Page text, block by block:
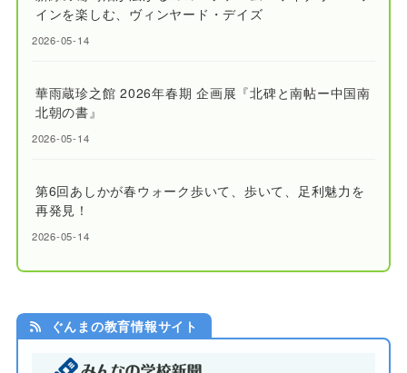
インを楽しむ、ヴィンヤード・デイズ
2026-05-14
華雨蔵珍之館 2026年春期 企画展『北碑と南帖ー中国南
北朝の書』
2026-05-14
第6回あしかが春ウォーク歩いて、歩いて、足利魅力を
再発見！
2026-05-14
ぐんまの教育情報サイト